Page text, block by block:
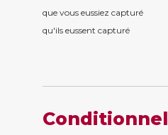
que vous eussiez capturé
qu'ils eussent capturé
Conditionnel